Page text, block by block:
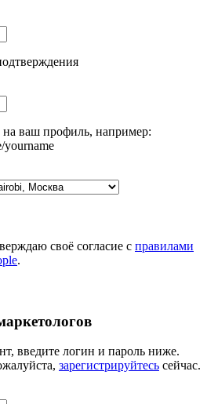
на ваш профиль, например:
yourname
своё согласие с правилами
.
введите логин и пароль ниже.
зарегистрируйтесь сейчас.